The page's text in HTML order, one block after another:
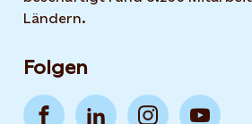
Ländern.
Folgen